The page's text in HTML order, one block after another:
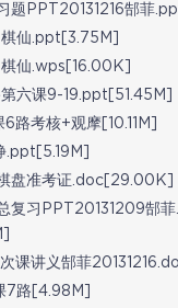
题PPT20131216郜菲
仙.ppt[3.75M]
仙.wps[16.00K]
六课9-19.ppt[51.45M]
6路考核+观摩[10.11M]
.ppt[5.19M]
盘准考证.doc[29.00K]
复习PPT20131209郜
次课讲义郜菲
7路[4.98M]